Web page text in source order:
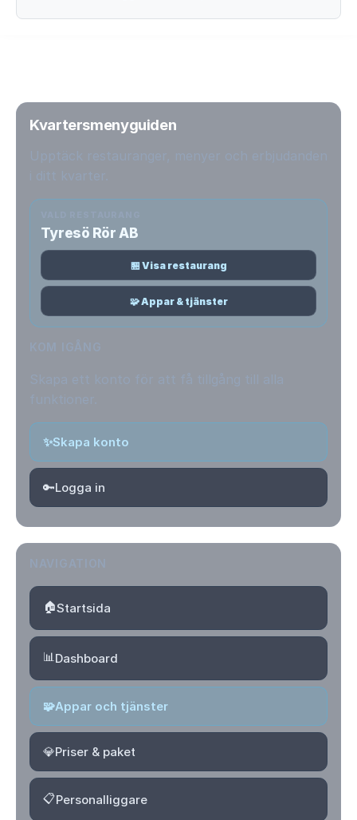
Kvartersmenyguiden
Tyresö Rör AB
🏪 Visa restaurang
🧩 Appar & tjänster
✨Skapa konto
🔑Logga in
🏠Startsida
📊Dashboard
🧩Appar och tjänster
💎Priser & paket
📋Personalliggare